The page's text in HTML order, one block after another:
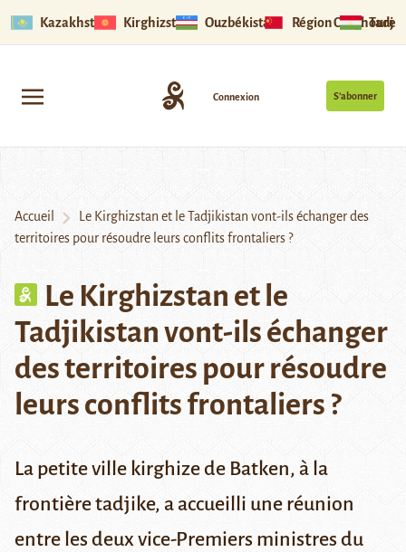
Kazakhstan Kirghizstan Ouzbékistan Région Ouïghoure
S’abonner
Connexion
Accueil
Le Kirghizstan et le Tadjikistan vont-ils échanger des
territoires pour résoudre leurs conflits frontaliers ?
Le Kirghizstan et le
Tadjikistan vont-ils échanger
des territoires pour résoudre
leurs conflits frontaliers ?
La petite ville kirghize de Batken, à la
frontière tadjike, a accueilli une réunion
entre les deux vice-Premiers ministres du